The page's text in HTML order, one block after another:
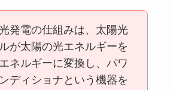
発電の仕組みは、太陽光
が太陽の光エネルギーを
ネルギーに変換し、パワ
ディショナという機器を